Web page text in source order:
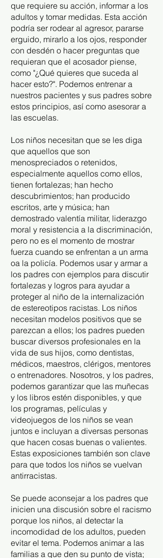
que requiere su acción, informar a los
adultos y tomar medidas. Esta acción
podría ser rodear al agresor, pararse
erguido, mirarlo a los ojos, responder
con desdén o hacer preguntas que
requieran que el acosador piense,
como "¿Qué quieres que suceda al
hacer esto?". Podemos entrenar a
nuestros pacientes y sus padres sobre
estos principios, así como asesorar a
las escuelas.
Los niños necesitan que se les diga
que aquellos que son
menospreciados o retenidos,
especialmente aquellos como ellos,
tienen fortalezas; han hecho
descubrimientos; han producido
escritos, arte y música; han
demostrado valentía militar, liderazgo
moral y resistencia a la discriminación,
pero no es el momento de mostrar
fuerza cuando se enfrentan a un arma
oa la policía. Podemos usar y armar a
los padres con ejemplos para discutir
fortalezas y logros para ayudar a
proteger al niño de la internalización
de estereotipos racistas. Los niños
necesitan modelos positivos que se
parezcan a ellos; los padres pueden
buscar diversos profesionales en la
vida de sus hijos, como dentistas,
médicos, maestros, clérigos, mentores
o entrenadores. Nosotros, y los padres,
podemos garantizar que las muñecas
y los libros estén disponibles, y que
los programas, películas y
videojuegos de los niños se vean
juntos e incluyan a diversas personas
que hacen cosas buenas o valientes.
Estas exposiciones también son clave
para que todos los niños se vuelvan
antirracistas.
Se puede aconsejar a los padres que
inicien una discusión sobre el racismo
porque los niños, al detectar la
incomodidad de los adultos, pueden
evitar el tema. Podemos animar a las
familias a que den su punto de vista;